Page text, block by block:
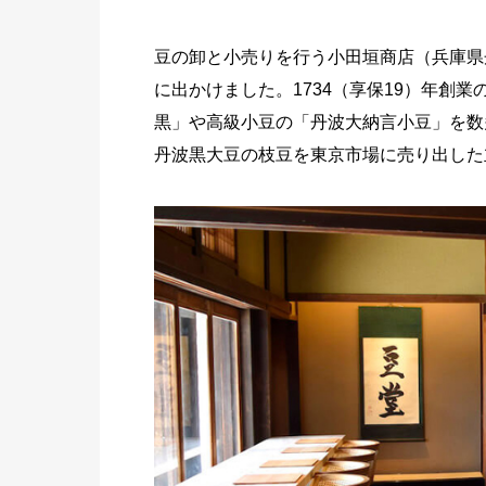
豆の卸と小売りを行う小田垣商店（兵庫
に出かけました。1734（享保19）年創業
黒」や高級小豆の「丹波大納言小豆」を
丹波黒大豆の枝豆を東京市場に売り出し